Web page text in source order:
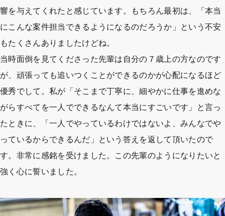
響を与えてくれたと感じています。もちろん最初は、「本当
にこんな案件担当できるようになるのだろうか」という不安
もたくさんありましたけどね。
当時面倒を見てくださった先輩は自分の７歳上の方なのです
が、頑張っても追いつくことができるのかが心配になるほど
優秀でして。私が「そこまで丁寧に、細やかに仕事を進めな
がらすべてを一人でできるなんて本当にすごいです」と言っ
たときに、「一人でやっているわけではないよ、みんなでや
っているからできるんだ」という答えを返して頂いたので
す。非常に感銘を受けました。この先輩のようになりたいと
強く心に誓いました。